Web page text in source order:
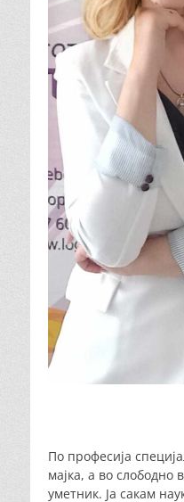
По професија
мајка, а во слободно
уметник. Ја сакам